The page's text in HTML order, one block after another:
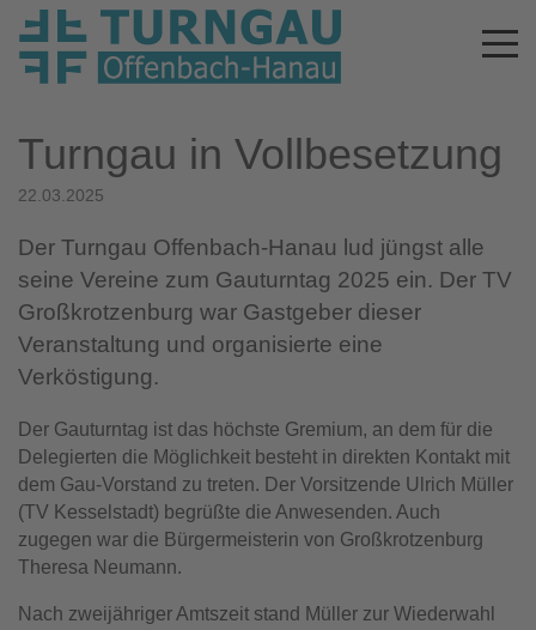
Turngau in Vollbesetzung
22.03.2025
Der Turngau Offenbach-Hanau lud jüngst alle
seine Vereine zum Gauturntag 2025 ein. Der TV
Großkrotzenburg war Gastgeber dieser
Veranstaltung und organisierte eine
Verköstigung.
Der Gauturntag ist das höchste Gremium, an dem für die
Delegierten die Möglichkeit besteht in direkten Kontakt mit
dem Gau-Vorstand zu treten. Der Vorsitzende Ulrich Müller
(TV Kesselstadt) begrüßte die Anwesenden. Auch
zugegen war die Bürgermeisterin von Großkrotzenburg
Theresa Neumann.
Nach zweijähriger Amtszeit stand Müller zur Wiederwahl